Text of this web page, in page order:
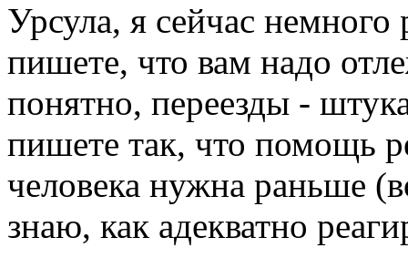
Урсула, я сейчас
пишете, что вам надо
понятно, переезды -
пишете так, что помощь
человека нужна раньше
знаю, как адекватно